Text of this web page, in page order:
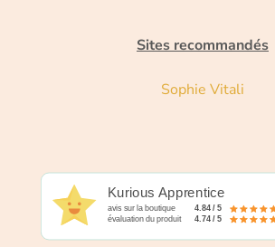
Sites recommandés
Sophie Vitali
Kurious Apprentice
avis sur la boutique
4.84 / 5
évaluation du produit
4.74 / 5